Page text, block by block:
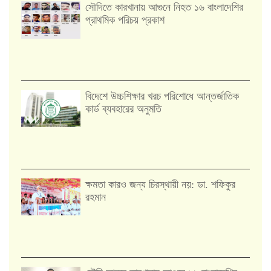
সৌদিতে কারখানায় আগুনে নিহত ১৬ বাংলাদেশির
প্রাথমিক পরিচয় প্রকাশ
বিদেশে উচ্চশিক্ষার খরচ পরিশোধে আন্তর্জাতিক
কার্ড ব্যবহারের অনুমতি
ক্ষমতা কারও জন্য চিরস্থায়ী নয়: ডা. শফিকুর
রহমান